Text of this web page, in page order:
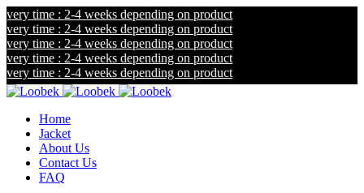
time : 2-4 weeks depending on product
time : 2-4 weeks depending on product
time : 2-4 weeks depending on product
time : 2-4 weeks depending on product
time : 2-4 weeks depending on product
Home
Jacket
About Us
Contact Us
FAQ